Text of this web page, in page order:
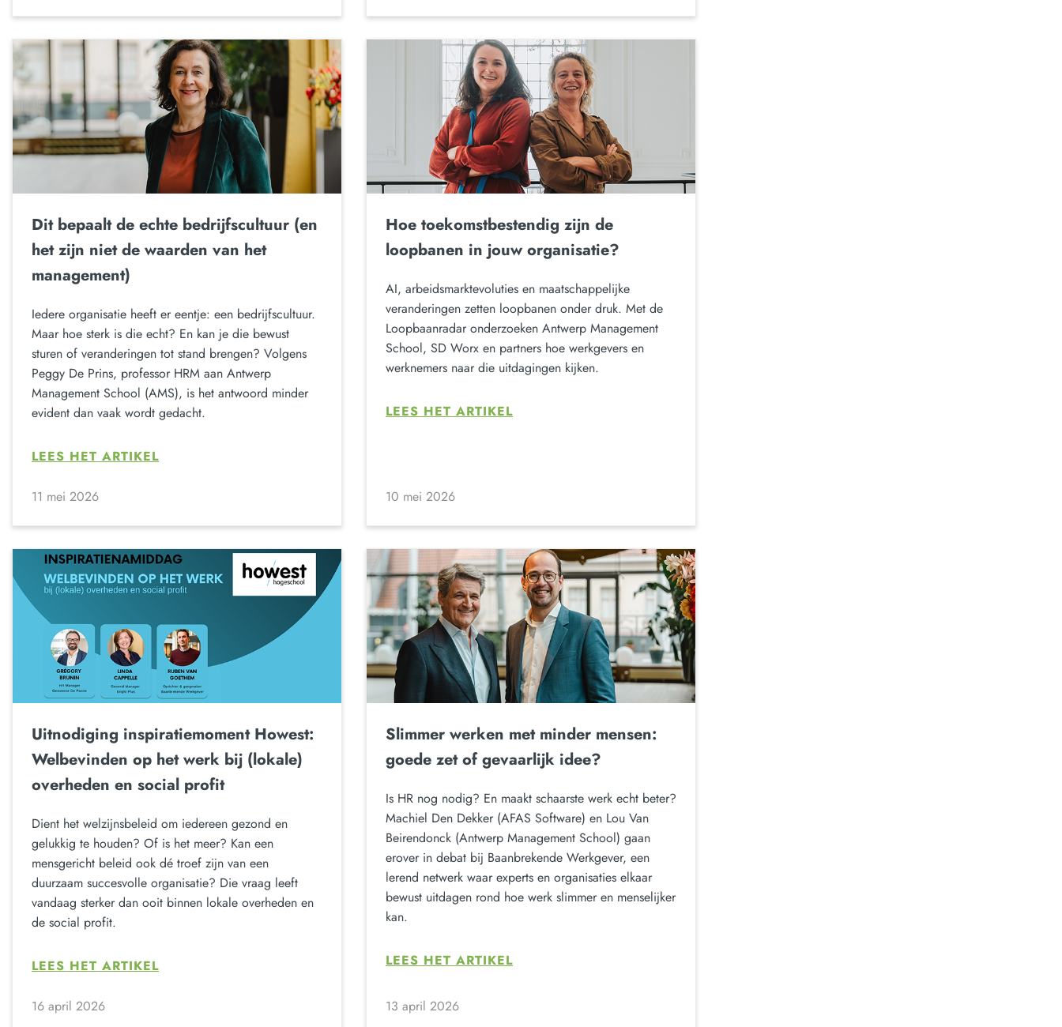
Dit bepaalt de echte bedrijfscultuur (en
het zijn niet de waarden van het
management)
Iedere organisatie heeft er eentje: een bedrijfscultuur.
Maar hoe sterk is die echt? En kan je die bewust
sturen of veranderingen tot stand brengen? Volgens
Peggy De Prins, professor HRM aan Antwerp
Management School (AMS), is het antwoord minder
evident dan vaak wordt gedacht.
LEES HET ARTIKEL
11 mei 2026
Hoe toekomstbestendig zijn de
loopbanen in jouw organisatie?
AI, arbeidsmarktevoluties en maatschappelijke
veranderingen zetten loopbanen onder druk. Met de
Loopbaanradar onderzoeken Antwerp Management
School, SD Worx en partners hoe werkgevers en
werknemers naar die uitdagingen kijken.
LEES HET ARTIKEL
10 mei 2026
Uitnodiging inspiratiemoment Howest:
Welbevinden op het werk bij (lokale)
overheden en social profit
Dient het welzijnsbeleid om iedereen gezond en
gelukkig te houden? Of is het meer? Kan een
mensgericht beleid ook dé troef zijn van een
duurzaam succesvolle organisatie? Die vraag leeft
vandaag sterker dan ooit binnen lokale overheden en
de social profit.
LEES HET ARTIKEL
16 april 2026
Slimmer werken met minder mensen:
goede zet of gevaarlijk idee?
Is HR nog nodig? En maakt schaarste werk echt beter?
Machiel Den Dekker (AFAS Software) en Lou Van
Beirendonck (Antwerp Management School) gaan
erover in debat bij Baanbrekende Werkgever, een
lerend netwerk waar experts en organisaties elkaar
bewust uitdagen rond hoe werk slimmer en menselijker
kan.
LEES HET ARTIKEL
13 april 2026